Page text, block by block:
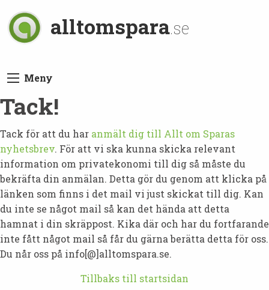
alltomspara.se
Meny
Tack!
Tack för att du har anmält dig till Allt om Sparas
nyhetsbrev. För att vi ska kunna skicka relevant
information om privatekonomi till dig så måste du
bekräfta din anmälan. Detta gör du genom att klicka på
länken som finns i det mail vi just skickat till dig. Kan
du inte se något mail så kan det hända att detta
hamnat i din skräppost. Kika där och har du fortfarande
inte fått något mail så får du gärna berätta detta för oss.
Du når oss på info[@]alltomspara.se.
Tillbaks till startsidan